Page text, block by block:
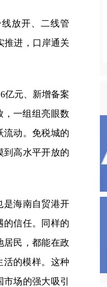
放开、二线管
推进，口岸通关
亿元、新增备案
，一组组亮眼数
流动。免税城的
到高水平开放的
是海南自贸港开
的信任。同样的
居民，都能在政
活的模样。这种
场的强大吸引